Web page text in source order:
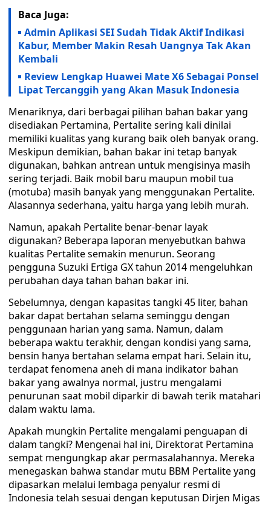
Baca Juga:
Admin Aplikasi SEI Sudah Tidak Aktif Indikasi
Kabur, Member Makin Resah Uangnya Tak Akan
Kembali
Review Lengkap Huawei Mate X6 Sebagai Ponsel
Lipat Tercanggih yang Akan Masuk Indonesia
Menariknya, dari berbagai pilihan bahan bakar yang
disediakan Pertamina, Pertalite sering kali dinilai
memiliki kualitas yang kurang baik oleh banyak orang.
Meskipun demikian, bahan bakar ini tetap banyak
digunakan, bahkan antrean untuk mengisinya masih
sering terjadi. Baik mobil baru maupun mobil tua
(motuba) masih banyak yang menggunakan Pertalite.
Alasannya sederhana, yaitu harga yang lebih murah.
Namun, apakah Pertalite benar-benar layak
digunakan? Beberapa laporan menyebutkan bahwa
kualitas Pertalite semakin menurun. Seorang
pengguna Suzuki Ertiga GX tahun 2014 mengeluhkan
perubahan daya tahan bahan bakar ini.
Sebelumnya, dengan kapasitas tangki 45 liter, bahan
bakar dapat bertahan selama seminggu dengan
penggunaan harian yang sama. Namun, dalam
beberapa waktu terakhir, dengan kondisi yang sama,
bensin hanya bertahan selama empat hari. Selain itu,
terdapat fenomena aneh di mana indikator bahan
bakar yang awalnya normal, justru mengalami
penurunan saat mobil diparkir di bawah terik matahari
dalam waktu lama.
Apakah mungkin Pertalite mengalami penguapan di
dalam tangki? Mengenai hal ini, Direktorat Pertamina
sempat mengungkap akar permasalahannya. Mereka
menegaskan bahwa standar mutu BBM Pertalite yang
dipasarkan melalui lembaga penyalur resmi di
Indonesia telah sesuai dengan keputusan Dirjen Migas